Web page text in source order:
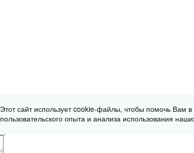
Этот сайт использует cookie-файлы, чтобы помочь Вам
пользовательского опыта и анализа использования